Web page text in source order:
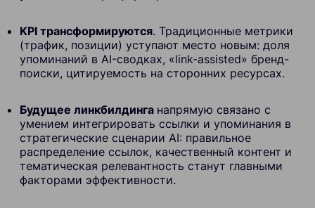
KPI трансформируются. Традиционные метрики
(трафик, позиции) уступают место новым: доля
упоминаний в AI-сводках, «link-assisted» бренд-
поиски, цитируемость на сторонних ресурсах.
Будущее линкбилдинга напрямую связано с
умением интегрировать ссылки и упоминания в
стратегические сценарии AI: правильное
распределение ссылок, качественный контент и
тематическая релевантность станут главными
факторами эффективности.